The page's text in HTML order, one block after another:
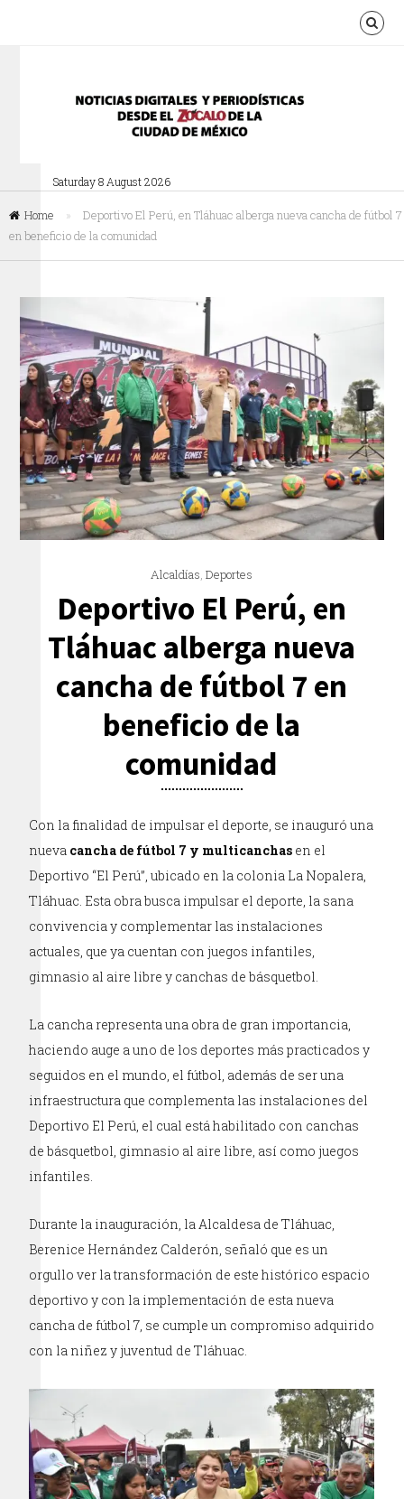
Saturday 8 August 2026
Home »
Deportivo El Perú, en Tláhuac alberga nueva cancha de fútbol 7
en beneficio de la comunidad
Alcaldías,Deportes
Deportivo El Perú, en
Tláhuac alberga nueva
cancha de fútbol 7 en
beneficio de la
comunidad
Con la finalidad de impulsar el deporte, se inauguró una
nueva cancha de fútbol 7 y multicanchas en el
Deportivo “El Perú”, ubicado en la colonia La Nopalera,
Tláhuac. Esta obra busca impulsar el deporte, la sana
convivencia y complementar las instalaciones
actuales, que ya cuentan con juegos infantiles,
gimnasio al aire libre y canchas de básquetbol.
La cancha representa una obra de gran importancia,
haciendo auge a uno de los deportes más practicados y
seguidos en el mundo, el fútbol, además de ser una
infraestructura que complementa las instalaciones del
Deportivo El Perú, el cual está habilitado con canchas
de básquetbol, gimnasio al aire libre, así como juegos
infantiles.
Durante la inauguración, la Alcaldesa de Tláhuac,
Berenice Hernández Calderón, señaló que es un
orgullo ver la transformación de este histórico espacio
deportivo y con la implementación de esta nueva
cancha de fútbol 7, se cumple un compromiso adquirido
con la niñez y juventud de Tláhuac.